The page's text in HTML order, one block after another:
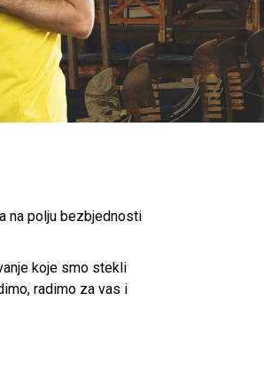
na polju bezbjednosti
koje smo stekli
radimo za vas i